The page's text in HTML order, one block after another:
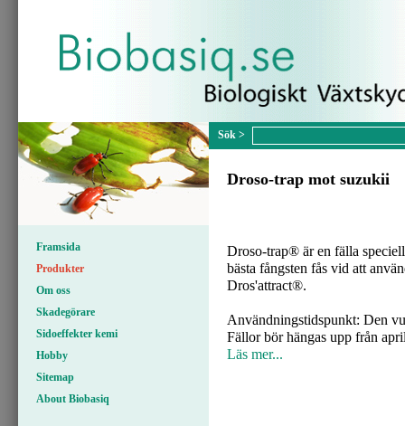
Framsida
Produkter
Om oss
Skadegörare
Sidoeffekter kemi
Hobby
Sitemap
About Biobasiq
Droso-trap mot suzukii
Droso-trap® är en fälla
bästa fångsten fås vid att
Dros'attract®.
Användningstidspunkt: Den
Fällor bör hängas upp från
Läs mer...